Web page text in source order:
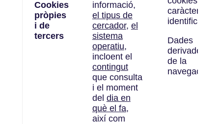
Cookies
pròpies
i de
tercers
informació,
el tipus de
cercador, el
sistema
operatiu,
incloent el
contingut
que consulta
i el moment
del dia en
què el fa,
així com
caràcter
identificatiu.
Dades
derivades
de la
navegació